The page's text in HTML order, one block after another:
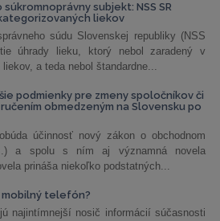
subjekt: NSS SR
liekov
súdu Slovenskej republiky (NSS
úhrady lieku, ktorý nebol zaradený v
a teda nebol štandardne...
podmienky pre zmeny spoločníkov či
obmedzeným na Slovensku po
účinnosť nový zákon o obchodnom
a spolu s ním aj významná novela
prináša niekoľko podstatných...
mobilný telefón?
najintímnejší nosič informácií súčasnosti